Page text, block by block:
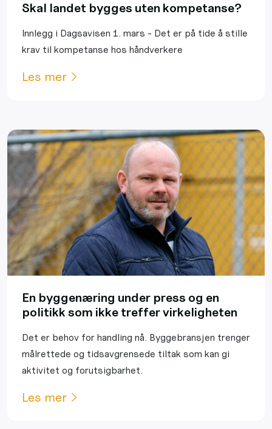
Skal landet bygges uten kompetanse?
Innlegg i Dagsavisen 1. mars - Det er på tide å stille
krav til kompetanse hos håndverkere
Les mer
En byggenæring under press og en
politikk som ikke treffer virkeligheten
Det er behov for handling nå. Byggebransjen trenger
målrettede og tidsavgrensede tiltak som kan gi
aktivitet og forutsigbarhet.
Les mer